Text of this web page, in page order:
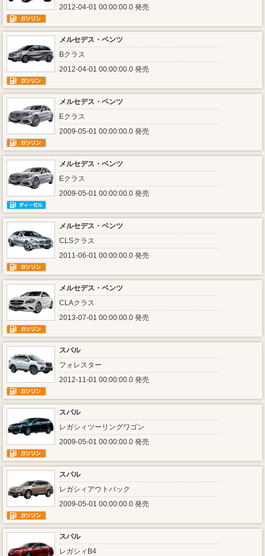
2012-04-01 00:00:00.0 発売
メルセデス・ベンツ
Bクラス
2012-04-01 00:00:00.0 発売
メルセデス・ベンツ
Eクラス
2009-05-01 00:00:00.0 発売
メルセデス・ベンツ
Eクラス
2009-05-01 00:00:00.0 発売
メルセデス・ベンツ
CLSクラス
2011-06-01 00:00:00.0 発売
メルセデス・ベンツ
CLAクラス
2013-07-01 00:00:00.0 発売
スバル
フォレスター
2012-11-01 00:00:00.0 発売
スバル
レガシィツーリングワゴン
2009-05-01 00:00:00.0 発売
スバル
レガシィアウトバック
2009-05-01 00:00:00.0 発売
スバル
レガシィB4